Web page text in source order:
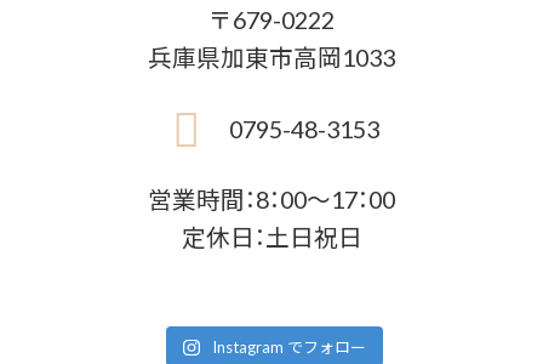
〒679-0222
兵庫県加東市高岡1033
0795-48-3153
営業時間：8：00～17：00
定休日：土日祝日
Instagram でフォロー